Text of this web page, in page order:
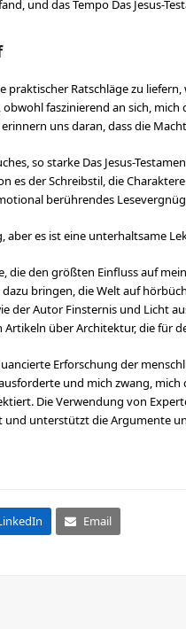
und das Tempo Das Jesus-
praktischer Ratschläge zu
faszinierend an sich,
uns daran, dass die
so starke Das Jesus-
es der Schreibstil, die
berührendes
aber es ist eine unterhaltsame
die den größten Einfluss auf
bringen, die Welt auf
der Autor Finsternis und Licht
über Architektur, die für
Erforschung der
und mich zwang,
Die Verwendung von
und unterstützt die Argumente
Email